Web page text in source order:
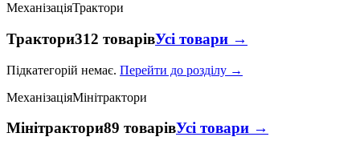
МеханізаціяТрактори
Трактори312 товарівУсі товари →
Підкатегорій немає. Перейти до розділу →
МеханізаціяМінітрактори
Мінітрактори89 товарівУсі товари →